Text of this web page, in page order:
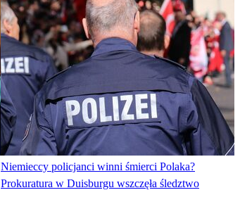
Niemieccy policjanci winni śmierci Polaka?
Prokuratura w Duisburgu wszczęła śledztwo